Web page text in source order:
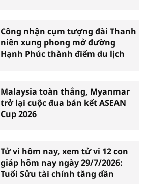
Công nhận cụm tượng đài Thanh
niên xung phong mở đường
Hạnh Phúc thành điểm du lịch
Malaysia toàn thắng, Myanmar
trở lại cuộc đua bán kết ASEAN
Cup 2026
Tử vi hôm nay, xem tử vi 12 con
giáp hôm nay ngày 29/7/2026:
Tuổi Sửu tài chính tăng dần